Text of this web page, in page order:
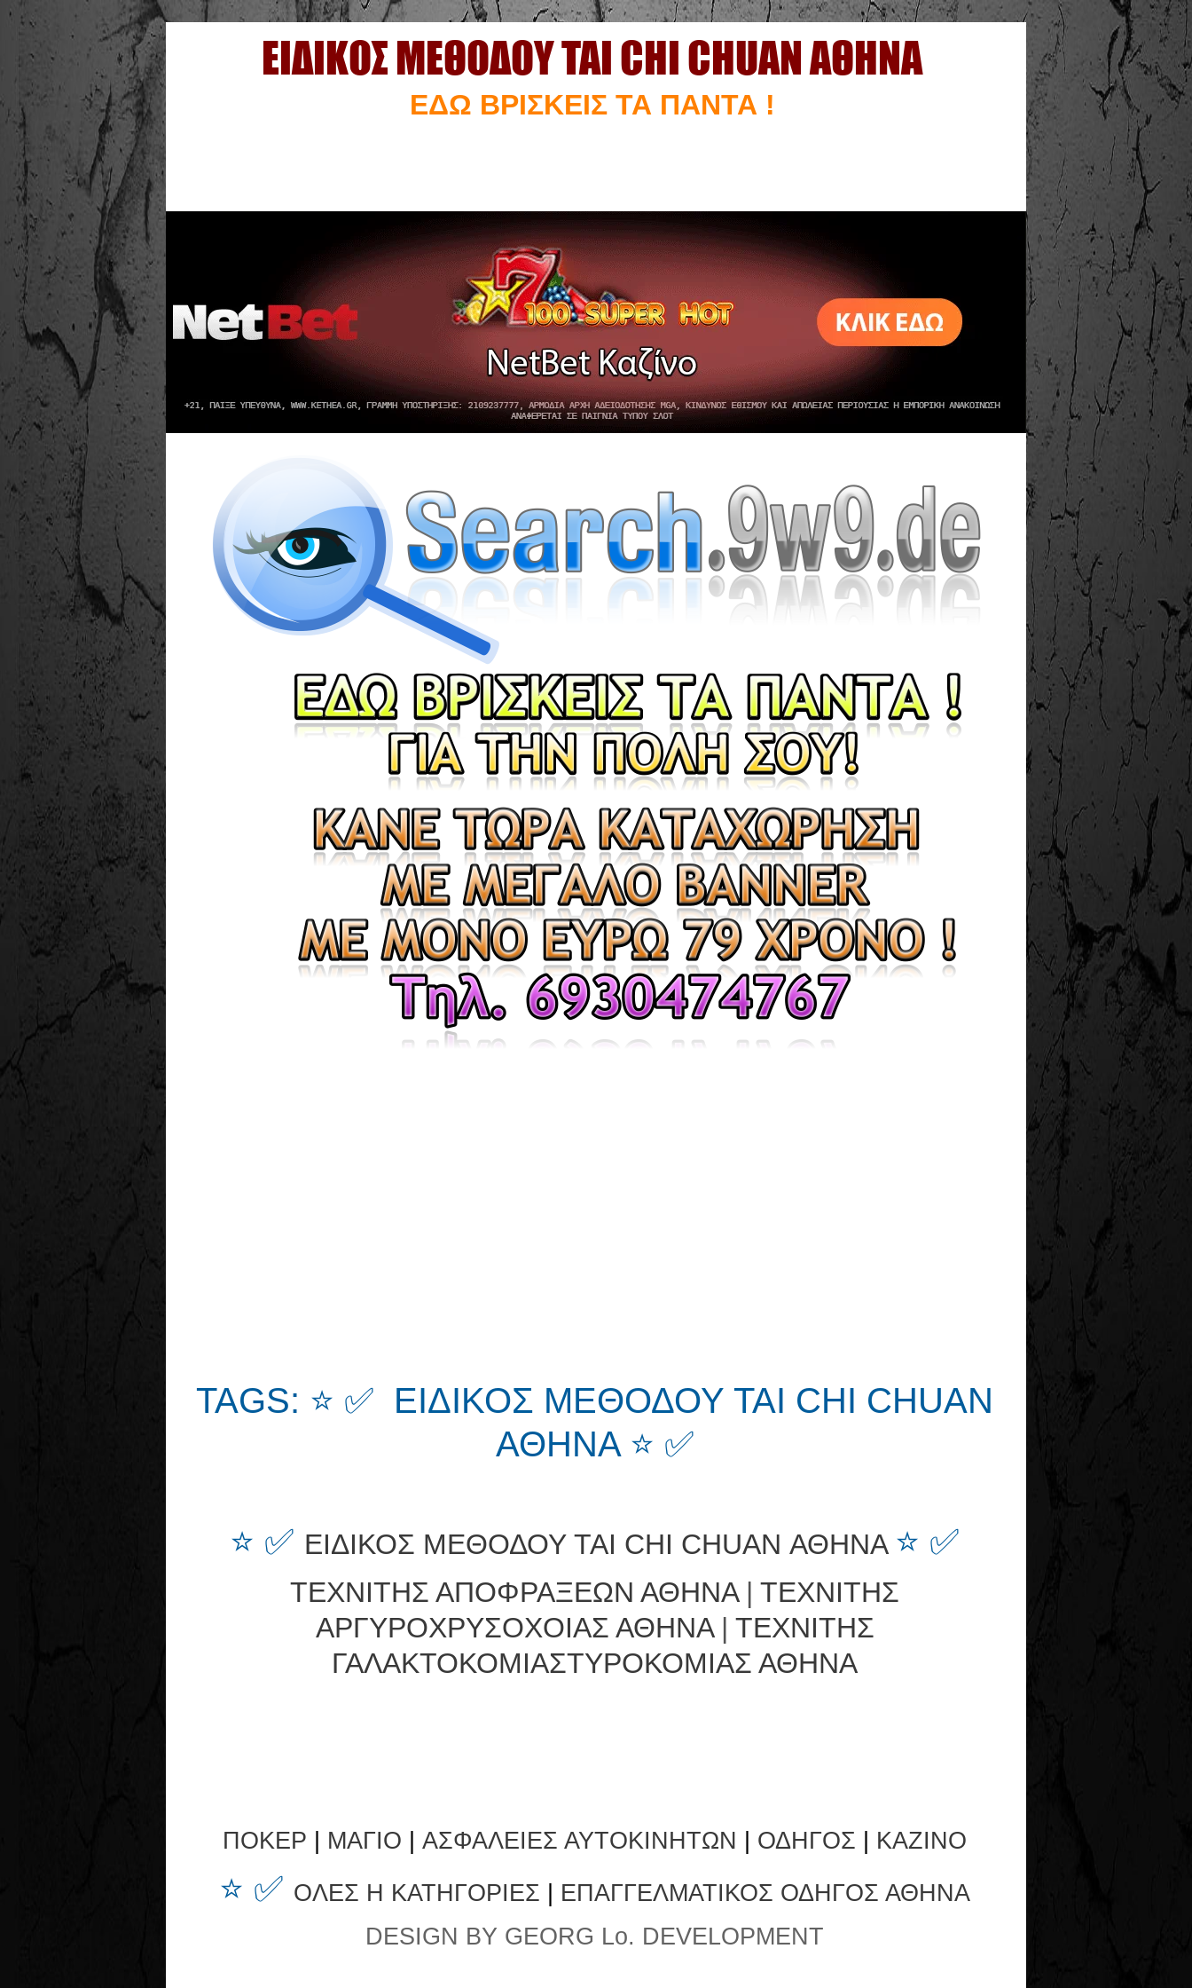
ΕΙΔΙΚΟΣ ΜΕΘΟΔΟΥ TAI CHI CHUAN ΑΘΗΝΑ
ΕΔΩ ΒΡΙΣΚΕΙΣ ΤΑ ΠΑΝΤΑ !
TAGS: ⭐ ✅ ΕΙΔΙΚΟΣ ΜΕΘΟΔΟΥ TAI CHI CHUAN
ΑΘΗΝΑ ⭐ ✅
⭐ ✅ ΕΙΔΙΚΟΣ ΜΕΘΟΔΟΥ TAI CHI CHUAN ΑΘΗΝΑ ⭐ ✅
ΤΕΧΝΙΤΗΣ ΑΠΟΦΡΑΞΕΩΝ ΑΘΗΝΑ| ΤΕΧΝΙΤΗΣ
ΑΡΓΥΡΟΧΡΥΣΟΧΟΙΑΣ ΑΘΗΝΑ| ΤΕΧΝΙΤΗΣ
ΓΑΛΑΚΤΟΚΟΜΙΑΣΤΥΡΟΚΟΜΙΑΣ ΑΘΗΝΑ
ΠΟΚΕΡ ΜΑΓΙΟ ΑΣΦΑΛΕΙΕΣ ΑΥΤΟΚΙΝΗΤΩΝ ΟΔΗΓΟΣ ΚΑΖΙΝΟ
⭐ ✅ ΟΛΕΣ Η ΚΑΤΗΓΟΡΙΕΣ
ΕΠΑΓΓΕΛΜΑΤΙΚΟΣ ΟΔΗΓΟΣ ΑΘΗΝΑ
DESIGN BY GEORG Lo. DEVELOPMENT